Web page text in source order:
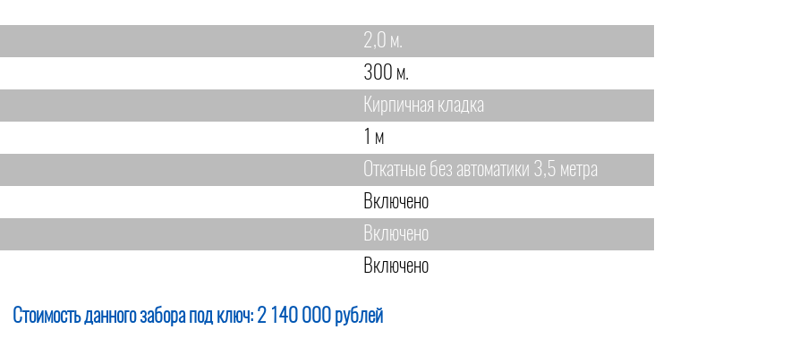
2,0 м.
300 м.
Кирпичная кладка
1 м
Откатные без автоматики 3,5 метра
Включено
Включено
Включено
Стоимость данного забора под ключ: 2 140 000 рублей